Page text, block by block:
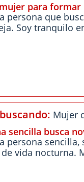
para formar
persona que
Soy tranquilo
Mujer
sencilla busca
persona
vida nocturna.